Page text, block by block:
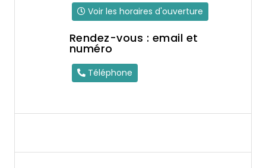
Voir les horaires d'ouverture
Rendez-vous : email et
numéro
Téléphone